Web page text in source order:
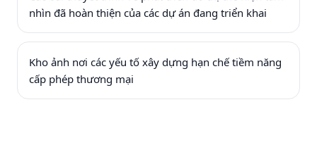
nhìn đã hoàn thiện của các dự án đang triển khai
Kho ảnh nơi các yếu tố xây dựng hạn chế tiềm năng
cấp phép thương mại